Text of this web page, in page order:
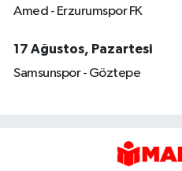
Amed - Erzurumspor FK
17 Ağustos, Pazartesi
Samsunspor - Göztepe